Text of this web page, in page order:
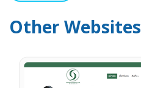
Other Websites